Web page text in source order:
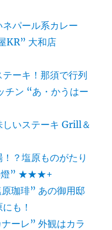
ネパール系カレー
KR” 大和店
テーキ！那須で行列
チン “あ・かうはー
しいステーキ Grill＆
！？塩原ものがたり
燈” ★★★+
原珈琲” あの御用邸
も！
ーレ” 外観はカラ